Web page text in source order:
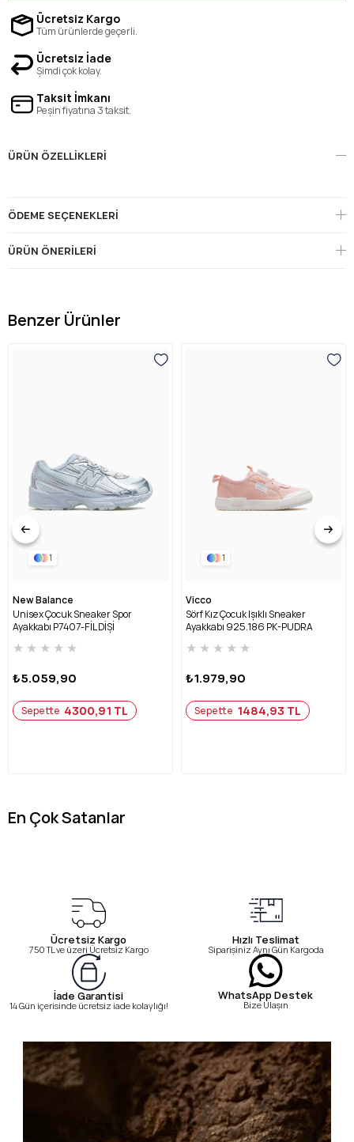
Ücretsiz Kargo
Tüm ürünlerde geçerli.
Ücretsiz İade
Şimdi çok kolay.
Taksit İmkanı
Peşin fiyatına 3 taksit.
ÜRÜN ÖZELLIKLERI
ÖDEME SEÇENEKLERI
ÜRÜN ÖNERILERI
Benzer Ürünler
1
New Balance
Unisex Çocuk Sneaker Spor
Ayakkabı P7407-FİL DİŞİ
★ ★ ★ ★ ★
₺5.059,90
Sepette 4300,91 TL
1
Vicco
Sörf Kız Çocuk Işıklı Sneaker
Ayakkabı 925.186 PK-PUDRA
★ ★ ★ ★ ★
₺1.979,90
Sepette 1484,93 TL
En Çok Satanlar
Ücretsiz Kargo
750 TL ve üzeri Ücretsiz Kargo
Hızlı Teslimat
Siparişiniz Aynı Gün Kargoda
İade Garantisi
14 Gün içerisinde ücretsiz iade kolaylığı!
WhatsApp Destek
Bize Ulaşın